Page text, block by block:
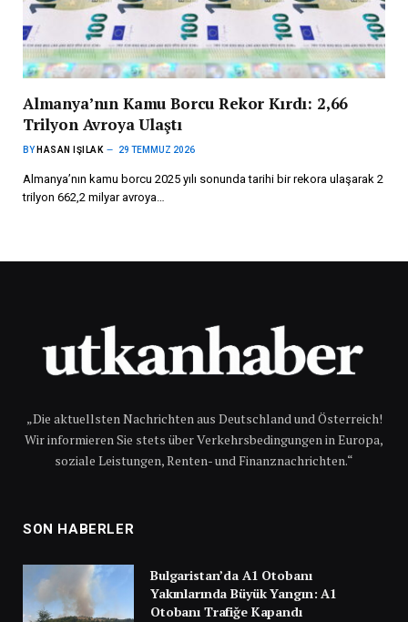
Almanya’nın Kamu Borcu Rekor Kırdı: 2,66
Trilyon Avroya Ulaştı
BY HASAN IŞILAK 29 TEMMUZ 2026
Almanya’nın kamu borcu 2025 yılı sonunda tarihi bir rekora ulaşarak 2
trilyon 662,2 milyar avroya…
„Die aktuellsten Nachrichten aus Deutschland und Österreich!
Wir informieren Sie stets über Verkehrsbedingungen in Europa,
soziale Leistungen, Renten- und Finanznachrichten.“
SON HABERLER
Bulgaristan’da A1 Otobanı
Yakınlarında Büyük Yangın: A1
Otobanı Trafiğe Kapandı